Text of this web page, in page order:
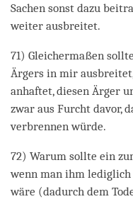
Sachen sonst dazu
weiter ausbreitet.
71) Gleichermaßen
Ärgers in mir
anhaftet, diesen Ärger
zwar aus Furcht davor,
verbrennen würde.
72) Warum sollte ein
wenn man ihm
wäre (dadurch dem